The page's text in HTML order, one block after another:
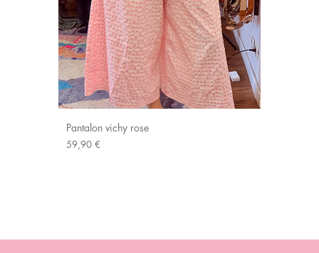
Pantalon vichy rose
Prix
59,90 €